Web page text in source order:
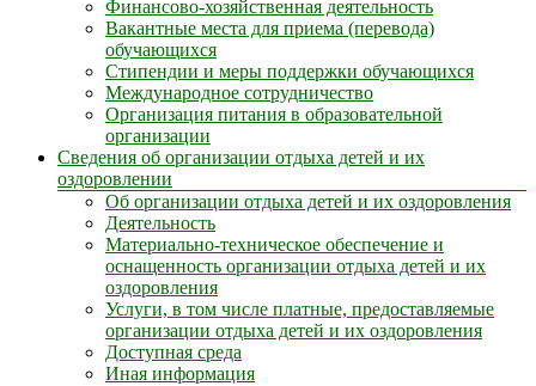
Финансово-хозяйственная деятельность
Вакантные места для приема (перевода)
обучающихся
Стипендии и меры поддержки обучающихся
Международное сотрудничество
Организация питания в образовательной
организации
Сведения об организации отдыха детей и их
оздоровлении
Об организации отдыха детей и их оздоровления
Деятельность
Материально-техническое обеспечение и
оснащенность организации отдыха детей и их
оздоровления
Услуги, в том числе платные, предоставляемые
организации отдыха детей и их оздоровления
Доступная среда
Иная информация